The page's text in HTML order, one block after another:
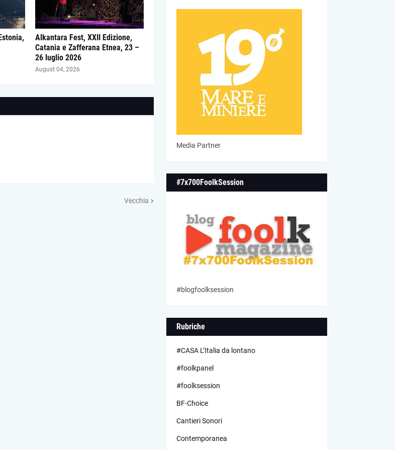
Alkantara Fest, XXII Edizione,
Catania e Zafferana Etnea, 23 –
26 luglio 2026
August 04, 2026
Vecchia
Media Partner
#7x700FoolkSession
#blogfoolksession
Rubriche
#CASA L’Italia da lontano
#foolkpanel
#foolksession
BF-Choice
Cantieri Sonori
Contemporanea